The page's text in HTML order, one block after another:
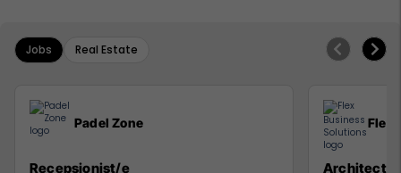
Jobs Real Estate
Padel Zone
Recepsionist/e
Flex
Architect